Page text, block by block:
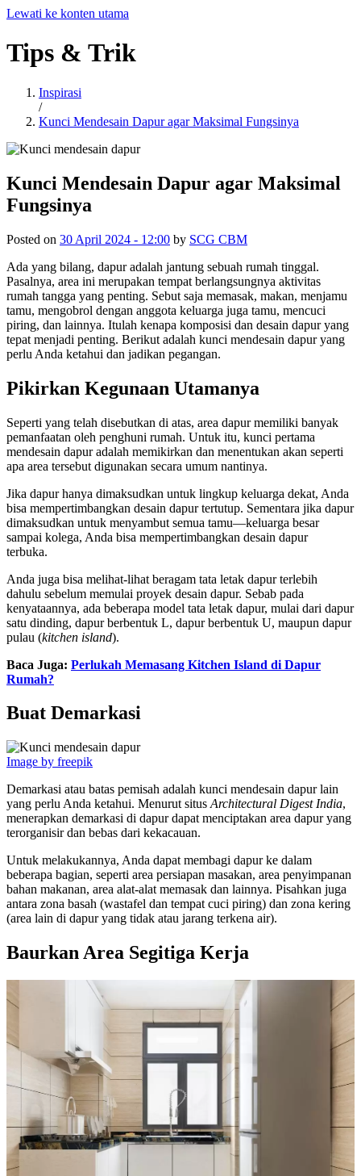
Lewati ke konten utama
Tips & Trik
Inspirasi
/
Kunci Mendesain Dapur agar Maksimal Fungsinya
Kunci Mendesain Dapur agar Maksimal
Fungsinya
Posted on 30 April 2024 - 12:00 by SCG CBM
Ada yang bilang, dapur adalah jantung sebuah rumah tinggal.
Pasalnya, area ini merupakan tempat berlangsungnya aktivitas
rumah tangga yang penting. Sebut saja memasak, makan, menjamu
tamu, mengobrol dengan anggota keluarga juga tamu, mencuci
piring, dan lainnya. Itulah kenapa komposisi dan desain dapur yang
tepat menjadi penting. Berikut adalah kunci mendesain dapur yang
perlu Anda ketahui dan jadikan pegangan.
Pikirkan Kegunaan Utamanya
Seperti yang telah disebutkan di atas, area dapur memiliki banyak
pemanfaatan oleh penghuni rumah. Untuk itu, kunci pertama
mendesain dapur adalah memikirkan dan menentukan akan seperti
apa area tersebut digunakan secara umum nantinya.
Jika dapur hanya dimaksudkan untuk lingkup keluarga dekat, Anda
bisa mempertimbangkan desain dapur tertutup. Sementara jika dapur
dimaksudkan untuk menyambut semua tamu—keluarga besar
sampai kolega, Anda bisa mempertimbangkan desain dapur
terbuka.
Anda juga bisa melihat-lihat beragam tata letak dapur terlebih
dahulu sebelum memulai proyek desain dapur. Sebab pada
kenyataannya, ada beberapa model tata letak dapur, mulai dari dapur
satu dinding, dapur berbentuk L, dapur berbentuk U, maupun dapur
pulau (kitchen island).
Baca Juga: Perlukah Memasang Kitchen Island di Dapur
Rumah?
Buat Demarkasi
Image by freepik
Demarkasi atau batas pemisah adalah kunci mendesain dapur lain
yang perlu Anda ketahui. Menurut situs Architectural Digest India,
menerapkan demarkasi di dapur dapat menciptakan area dapur yang
terorganisir dan bebas dari kekacauan.
Untuk melakukannya, Anda dapat membagi dapur ke dalam
beberapa bagian, seperti area persiapan masakan, area penyimpanan
bahan makanan, area alat-alat memasak dan lainnya. Pisahkan juga
antara zona basah (wastafel dan tempat cuci piring) dan zona kering
(area lain di dapur yang tidak atau jarang terkena air).
Baurkan Area Segitiga Kerja